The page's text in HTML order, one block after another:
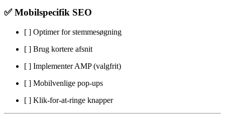
✅ Mobilspecifik SEO
[ ] Optimer for stemmesøgning
[ ] Brug kortere afsnit
[ ] Implementer AMP (valgfrit)
[ ] Mobilvenlige pop-ups
[ ] Klik-for-at-ringe knapper